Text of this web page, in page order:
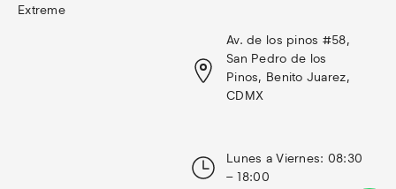
Extreme
Av. de los pinos #58,
San Pedro de los
Pinos, Benito Juarez,
CDMX
Lunes a Viernes: 08:30
– 18:00